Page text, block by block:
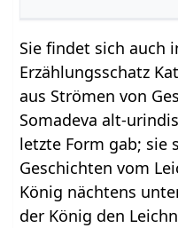
Sie findet sich auch
Erzählungsschatz
aus Strömen von
Somadeva alt-
letzte Form gab; sie
Geschichten vom
König nächtens
der König den